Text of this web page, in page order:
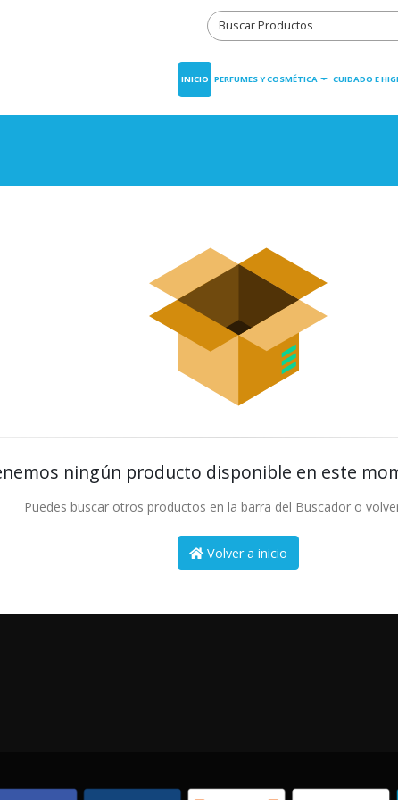
INICIO PERFUMES Y COSMÉTICA CUIDADO E
ningún producto disponible en este
Puedes buscar otros productos en la barra del Buscador o
Volver a inicio